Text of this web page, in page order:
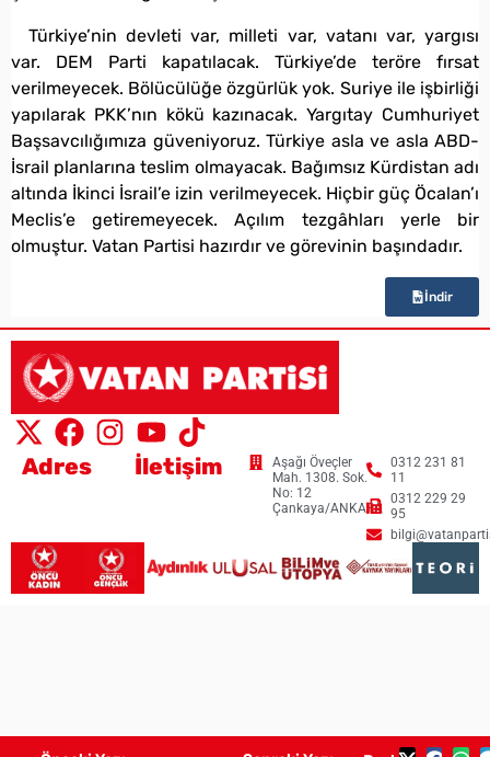
Türkiye’nin devleti var, milleti var, vatanı var, yargısı
var. DEM Parti kapatılacak. Türkiye’de teröre fırsat
verilmeyecek. Bölücülüğe özgürlük yok. Suriye ile işbirliği
yapılarak PKK’nın kökü kazınacak. Yargıtay Cumhuriyet
Başsavcılığımıza güveniyoruz. Türkiye asla ve asla ABD-
İsrail planlarına teslim olmayacak. Bağımsız Kürdistan adı
altında İkinci İsrail’e izin verilmeyecek. Hiçbir güç Öcalan’ı
Meclis’e getiremeyecek. Açılım tezgâhları yerle bir
olmuştur. Vatan Partisi hazırdır ve görevinin başındadır.
İndir
Adres
Aşağı Öveçler
Mah. 1308. Sok.
No: 12
Çankaya/ANKARA
İletişim
0312 231 81
11
0312 229 29
95